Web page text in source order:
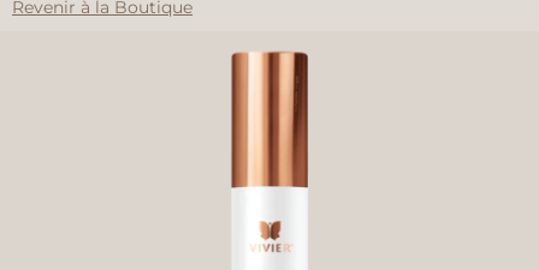
Revenir à la Boutique